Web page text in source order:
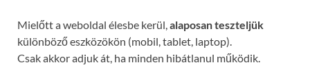
Mielőtt a weboldal élesbe kerül,alaposan teszteljük
különböző eszközökön (mobil, tablet, laptop).
Csak akkor adjuk át, ha minden hibátlanul működik.